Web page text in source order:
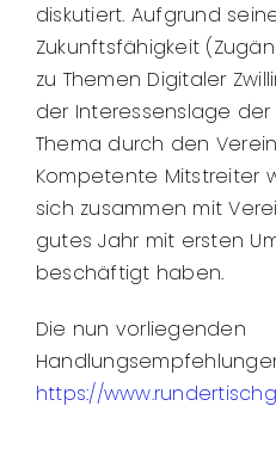
diskutiert. Aufgrund
Zukunftsfähigkeit
zu Themen Digitaler
der Interessenslage
Thema durch den
Kompetente Mitstreiter
sich zusammen mit
gutes Jahr mit ersten
beschäftigt haben.
Die nun vorliegenden
https://